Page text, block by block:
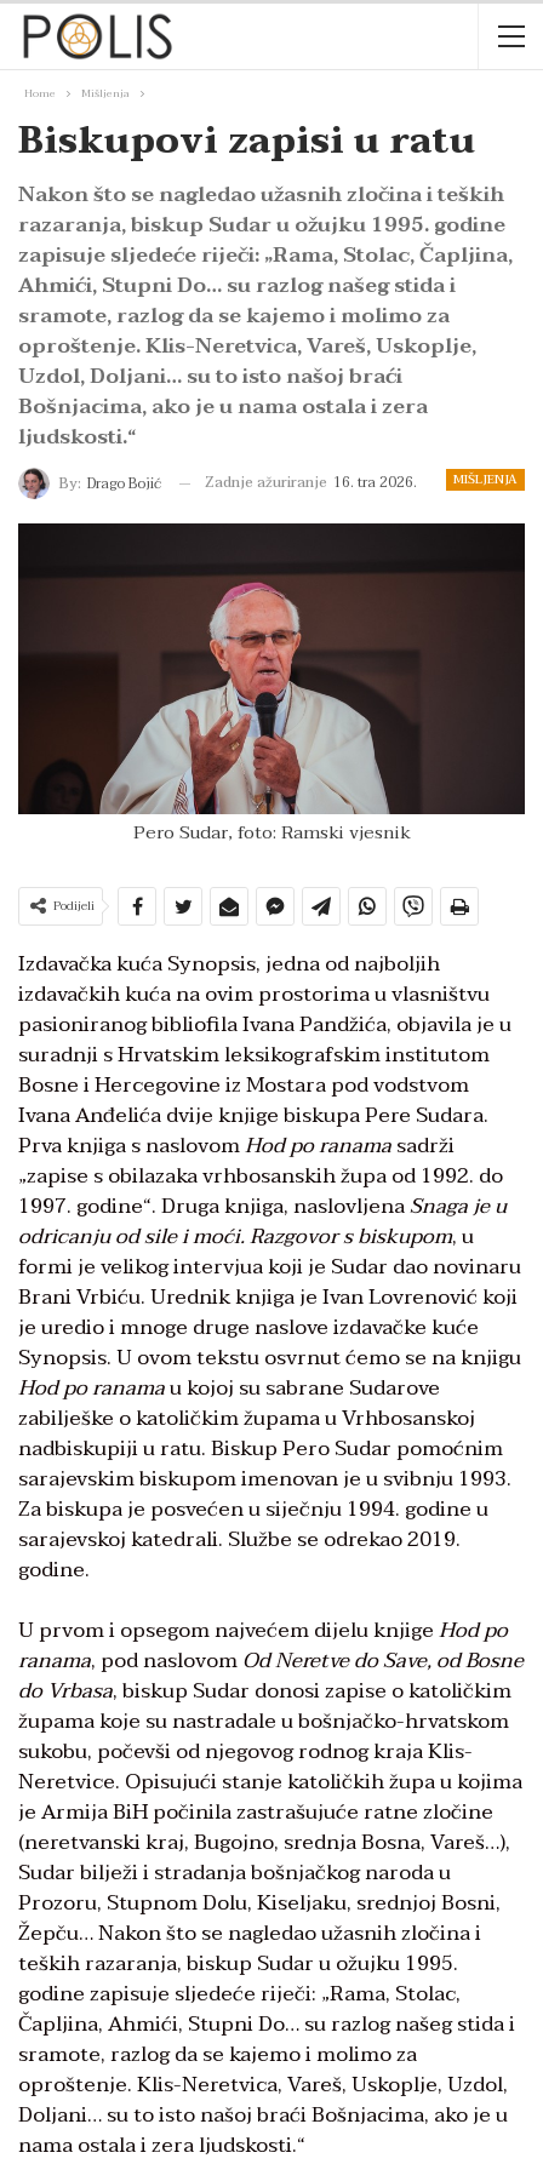
Home Mišljenja
Biskupovi zapisi u ratu
Nakon što se nagledao užasnih zločina i teških
razaranja, biskup Sudar u ožujku 1995. godine
zapisuje sljedeće riječi: „Rama, Stolac, Čapljina,
Ahmići, Stupni Do… su razlog našeg stida i
sramote, razlog da se kajemo i molimo za
oproštenje. Klis-Neretvica, Vareš, Uskoplje,
Uzdol, Doljani… su to isto našoj braći
Bošnjacima, ako je u nama ostala i zera
ljudskosti.“
MIŠLJENJA
By: Drago Bojić Zadnje ažuriranje 16. tra 2026.
Pero Sudar, foto: Ramski vjesnik
Podijeli
Izdavačka kuća Synopsis, jedna od najboljih
izdavačkih kuća na ovim prostorima u vlasništvu
pasioniranog bibliofila Ivana Pandžića, objavila je u
suradnji s Hrvatskim leksikografskim institutom
Bosne i Hercegovine iz Mostara pod vodstvom
Ivana Anđelića dvije knjige biskupa Pere Sudara.
Prva knjiga s naslovomHod po ranamasadrži
„zapise s obilazaka vrhbosanskih župa od 1992. do
1997. godine“. Druga knjiga, naslovljenaSnaga je u
odricanju od sile i moći. Razgovor s biskupom, u
formi je velikog intervjua koji je Sudar dao novinaru
Brani Vrbiću. Urednik knjiga je Ivan Lovrenović koji
je uredio i mnoge druge naslove izdavačke kuće
Synopsis. U ovom tekstu osvrnut ćemo se na knjigu
Hod po ranamau kojoj su sabrane Sudarove
zabilješke o katoličkim župama u Vrhbosanskoj
nadbiskupiji u ratu. Biskup Pero Sudar pomoćnim
sarajevskim biskupom imenovan je u svibnju 1993.
Za biskupa je posvećen u siječnju 1994. godine u
sarajevskoj katedrali. Službe se odrekao 2019.
godine.
U prvom i opsegom najvećem dijelu knjigeHod po
ranama, pod naslovomOd Neretve do Save, od Bosne
do Vrbasa, biskup Sudar donosi zapise o katoličkim
župama koje su nastradale u bošnjačko-hrvatskom
sukobu, počevši od njegovog rodnog kraja Klis-
Neretvice. Opisujući stanje katoličkih župa u kojima
je Armija BiH počinila zastrašujuće ratne zločine
(neretvanski kraj, Bugojno, srednja Bosna, Vareš…),
Sudar bilježi i stradanja bošnjačkog naroda u
Prozoru, Stupnom Dolu, Kiseljaku, srednjoj Bosni,
Žepču… Nakon što se nagledao užasnih zločina i
teških razaranja, biskup Sudar u ožujku 1995.
godine zapisuje sljedeće riječi: „Rama, Stolac,
Čapljina, Ahmići, Stupni Do… su razlog našeg stida i
sramote, razlog da se kajemo i molimo za
oproštenje. Klis-Neretvica, Vareš, Uskoplje, Uzdol,
Doljani… su to isto našoj braći Bošnjacima, ako je u
nama ostala i zera ljudskosti.“